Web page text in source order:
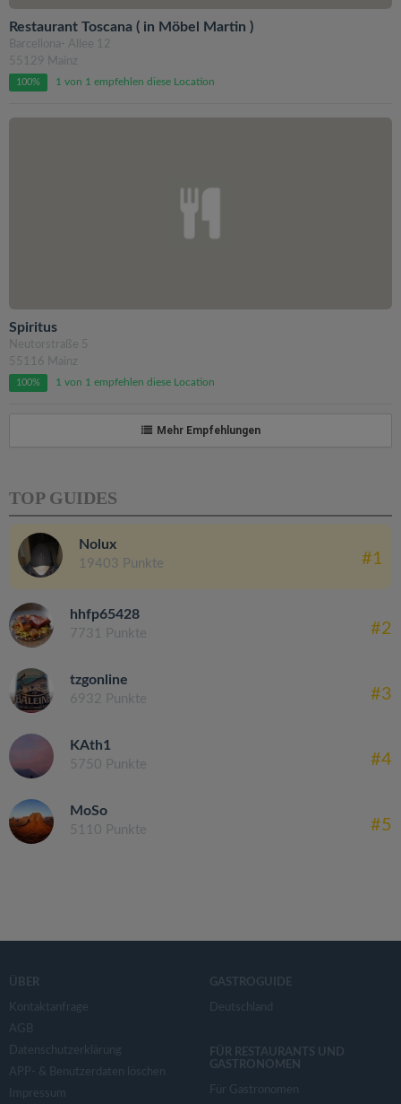
Restaurant Toscana ( in Möbel Martin )
Barcellona- Allee 12
55129 Mainz
100% 1 von 1 empfehlen diese Location
Spiritus
Neutorstraße 5
55116 Mainz
100% 1 von 1 empfehlen diese Location
Mehr Empfehlungen
TOP GUIDES
Nolux
19403 Punkte #1
hhfp65428
7731 Punkte #2
tzgonline
6932 Punkte #3
KAth1
5750 Punkte #4
MoSo
5110 Punkte #5
ÜBER
Kontaktanfrage
AGB
Datenschutzerklärung
APP- & Benutzerdaten löschen
Impressum
GASTROGUIDE
Deutschland
FÜR RESTAURANTS UND
GASTRONOMEN
Für Gastronomen